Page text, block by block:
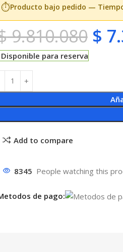
⏱️Producto bajo pedido —
9.810.080 $
Disponible para reserva
Add to compare
8345 People watching this
de pago: